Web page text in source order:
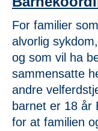
For familier
alvorlig
og som vil ha
sammensatte
andre
barnet er 18 år
for at familien
Svangerskap
Baby (0-1 år)
Småbarn (2-6 år)
Store barn (6- 12 år)
Ungdom (13-18 år)
Voksen (18+ år)